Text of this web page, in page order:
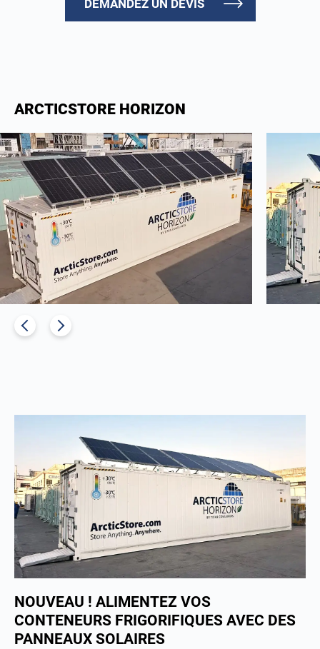
DEMANDEZ UN DEVIS
ARCTICSTORE HORIZON
NOUVEAU ! ALIMENTEZ VOS
CONTENEURS FRIGORIFIQUES AVEC DES
PANNEAUX SOLAIRES